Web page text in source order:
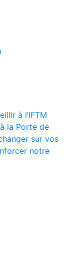
à l’IFTM
la Porte de
sur vos
notre